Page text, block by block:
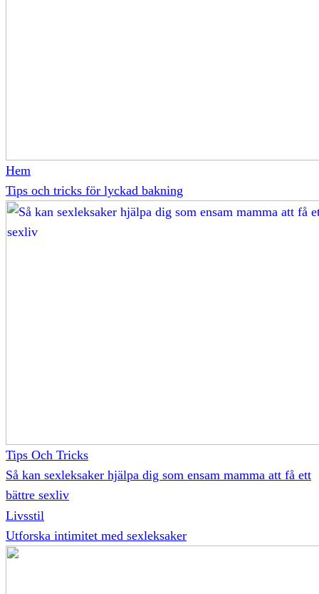
Hem
Tips och tricks för lyckad bakning
Tips Och Tricks
Så kan sexleksaker hjälpa dig som ensam mamma att få ett
bättre sexliv
Livsstil
Utforska intimitet med sexleksaker